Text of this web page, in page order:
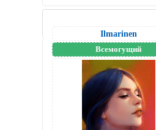
Ilmarinen
Всемогущий